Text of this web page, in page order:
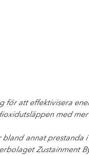
att effektivisera
med
annat
Zustainment